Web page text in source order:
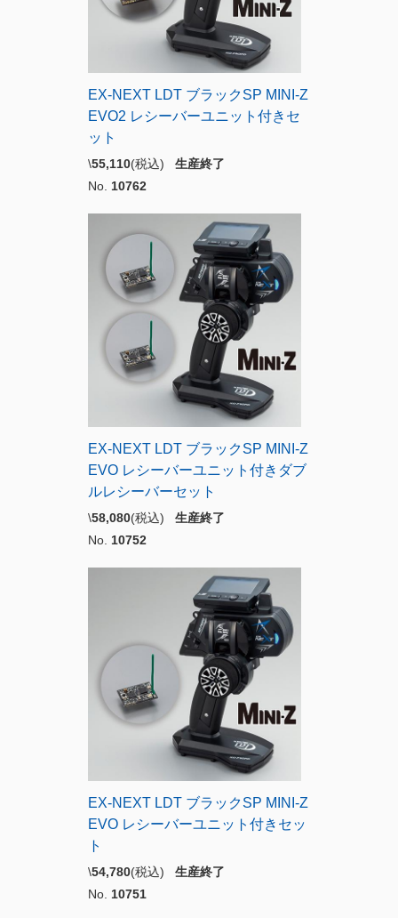
EX-NEXT LDT ブラックSP MINI-Z
EVO2 レシーバーユニット付きセ
ット
\55,110(税込) 生産終了
No. 10762
EX-NEXT LDT ブラックSP MINI-Z
EVO レシーバーユニット付きダブ
ルレシーバーセット
\58,080(税込) 生産終了
No. 10752
EX-NEXT LDT ブラックSP MINI-Z
EVO レシーバーユニット付きセッ
ト
\54,780(税込) 生産終了
No. 10751